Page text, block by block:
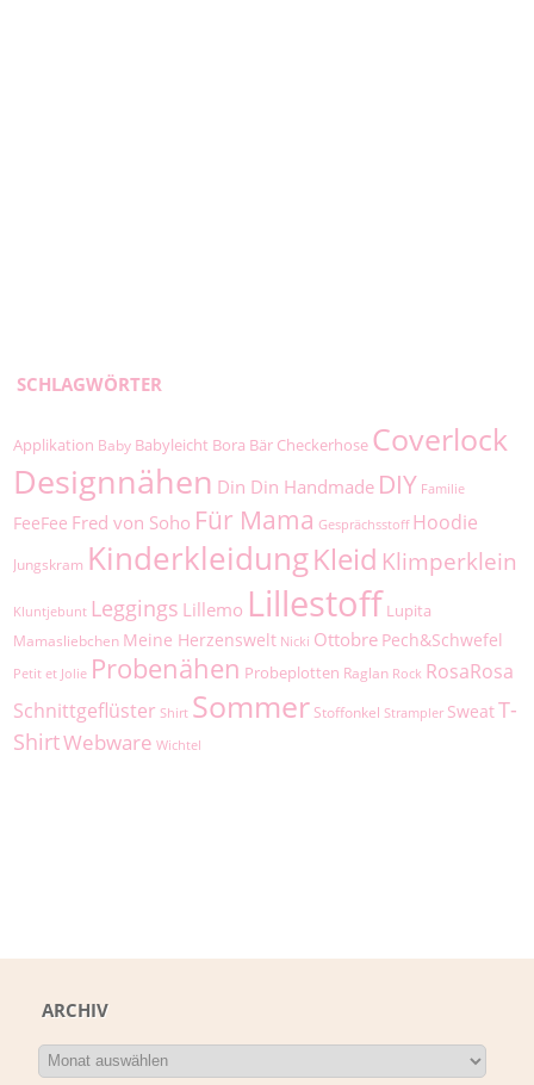
SCHLAGWÖRTER
Applikation Baby Babyleicht Bora Bär Checkerhose Coverlock
Designnähen Din Din Handmade DIY Familie
FeeFee Fred von Soho Für Mama Gesprächsstoff Hoodie
Jungskram KinderkleidungKleid Klimperklein
Kluntjebunt Leggings Lillemo Lillestoff Lupita
Mamasliebchen Meine Herzenswelt Nicki Ottobre Pech&Schwefel
Petit et Jolie Probenähen Probeplotten Raglan Rock RosaRosa
Schnittgeflüster Shirt Sommer Stoffonkel Strampler SweatT-
ShirtWebware Wichtel
ARCHIV